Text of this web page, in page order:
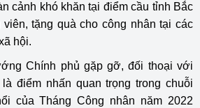
cảnh khó khăn tại điểm cầu tỉnh Bắc
tặng quà cho công nhân tại các
hội.
Chính phủ gặp gỡ, đối thoại với
điểm nhấn quan trọng trong chuỗi
của Tháng Công nhân năm 2022